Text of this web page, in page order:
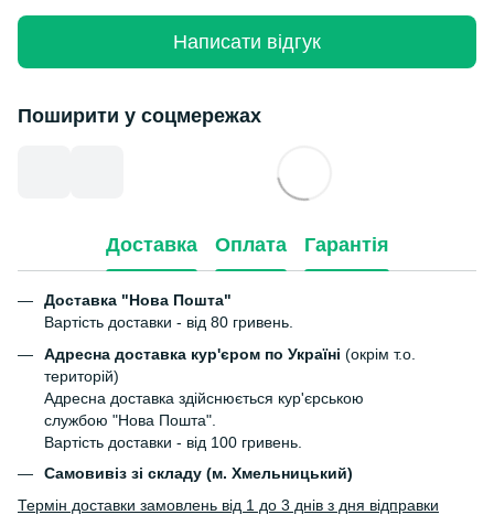
Написати відгук
Поширити у соцмережах
Доставка Оплата Гарантія
Доставка "Нова Пошта"
Вартість доставки - від 80 гривень.
Адресна доставка кур'єром по Україні (окрім т.о.
територій)
Адресна доставка здійснюється кур'єрською
службою "Нова Пошта".
Вартість доставки - від 100 гривень.
Самовивіз зі складу (м. Хмельницький)
Термін доставки замовлень від 1 до 3 днів з дня відправки